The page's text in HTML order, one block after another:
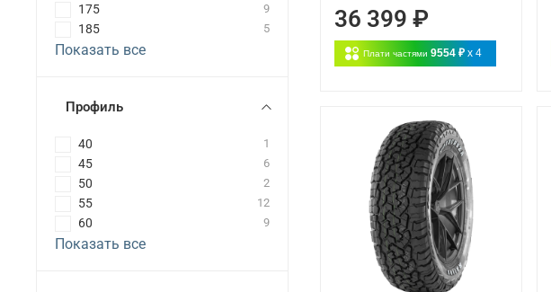
36 399 ₽
Плати частями 9554 ₽ x 4
175 9
185 5
Показать все
Профиль
40 1
45 6
50 2
55 12
60 9
Показать все